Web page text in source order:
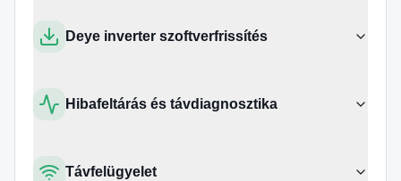
Deye inverter szoftverfrissítés
Hibafeltárás és távdiagnosztika
Távfelügyelet